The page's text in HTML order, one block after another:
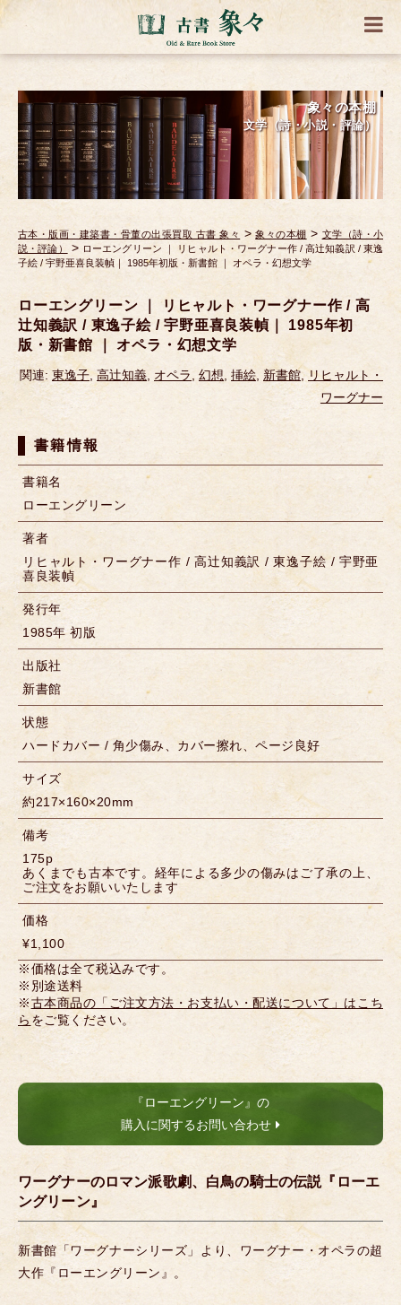
象々の本棚
文学（詩・小説・評論）
古本・版画・建築書・骨董の出張買取 古書 象々 >象々の本棚 > 文学（詩・小
説・評論）
> ローエングリーン ｜ リヒャルト・ワーグナー作 / 高辻知義訳 / 東逸
子絵 / 宇野亜喜良装幀｜ 1985年初版・新書館 ｜ オペラ・幻想文学
ローエングリーン ｜ リヒャルト・ワーグナー作 / 高
辻知義訳 / 東逸子絵 / 宇野亜喜良装幀｜ 1985年初
版・新書館 ｜ オペラ・幻想文学
関連: 東逸子,高辻知義, オペラ, 幻想, 挿絵, 新書館,リヒャルト・
ワーグナー
書籍情報
書籍名
ローエングリーン
著者
リヒャルト・ワーグナー作 / 高辻知義訳 / 東逸子絵 / 宇野亜
喜良装幀
発行年
1985年 初版
出版社
新書館
状態
ハードカバー / 角少傷み、カバー擦れ、ページ良好
サイズ
約217×160×20mm
備考
175p
あくまでも古本です。経年による多少の傷みはご了承の上、
ご注文をお願いいたします
価格
¥1,100
※価格は全て税込みです。
※別途送料
※古本商品の「ご注文方法・お支払い・配送について」はこち
ら をご覧ください。
『ローエングリーン』の
購入に関するお問い合わせ
ワーグナーのロマン派歌劇、白鳥の騎士の伝説『ローエ
ングリーン』
新書館「ワーグナーシリーズ」より、ワーグナー・オペラの超
大作『ローエングリーン』。